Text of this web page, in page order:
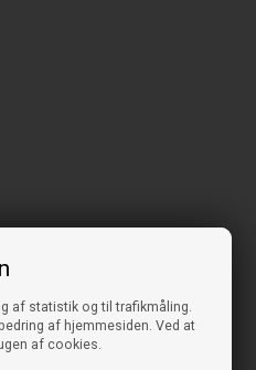
af statistik og til trafikmåling.
af hjemmesiden. Ved at
af cookies.